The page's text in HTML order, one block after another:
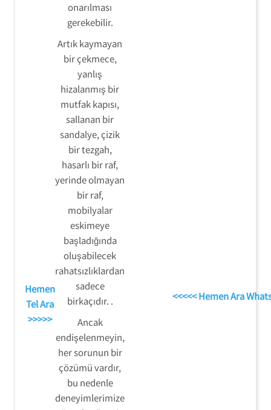
Hemen
Tel Ara
>>>>>
onarılması
gerekebilir.
Artık kaymayan
bir çekmece,
yanlış
hizalanmış bir
mutfak kapısı,
sallanan bir
sandalye, çizik
bir tezgah,
hasarlı bir raf,
yerinde olmayan
bir raf,
mobilyalar
eskimeye
başladığında
oluşabilecek
rahatsızlıklardan
sadece
birkaçıdır. .
Ancak
endişelenmeyin,
her sorunun bir
çözümü vardır,
bu nedenle
deneyimlerimize
<<<<< Hemen Ara